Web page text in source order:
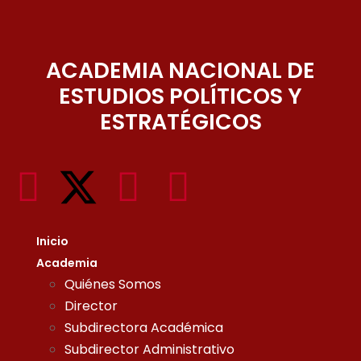
ACADEMIA NACIONAL DE
ESTUDIOS POLÍTICOS Y
ESTRATÉGICOS
Inicio
Academia
Quiénes Somos
Director
Subdirectora Académica
Subdirector Administrativo